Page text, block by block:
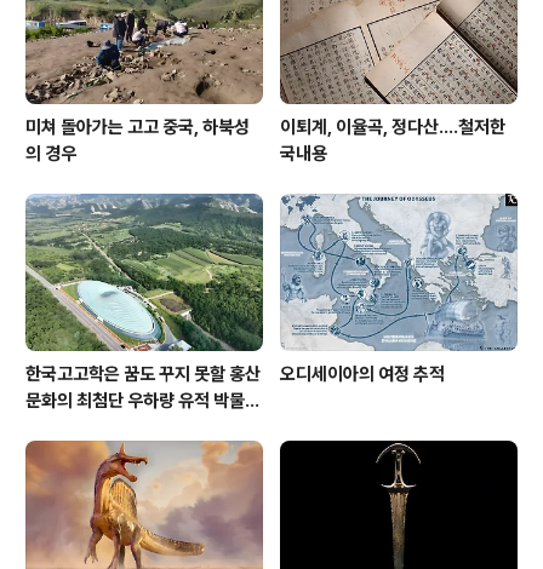
미쳐 돌아가는 고고 중국, 하북성
의 경우
이퇴계, 이율곡, 정다산....철저한
국내용
한국고고학은 꿈도 꾸지 못할 홍산
문화의 최첨단 우하량 유적 박물관
오디세이아의 여정 추적